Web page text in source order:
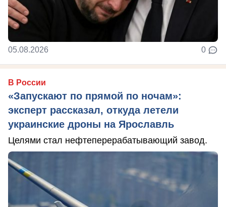
05.08.2026 0
В России
«Запускают по прямой по ночам»:
эксперт рассказал, откуда летели
украинские дроны на Ярославль
Целями стал нефтеперерабатывающий завод.